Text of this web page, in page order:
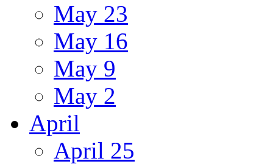
May 23
May 16
May 9
May 2
April
April 25